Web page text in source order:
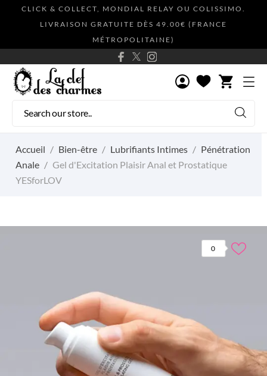
CLICK & COLLECT, MONDIAL RELAY OU COLISSIMO.
LIVRAISON GRATUITE DÈS 49.00€ (FRANCE
MÉTROPOLITAINE)
shopping_cart
Accueil Bien-être Lubrifiants Intimes
Pénétration
Anale
Gel d'Excitation Plaisir Anal et Prostatique
YESforLOV
0